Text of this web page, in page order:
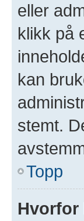
eller
klikk på
kan
stemt.
Topp
Hvorfor